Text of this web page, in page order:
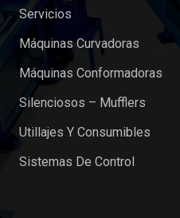
Servicios
Máquinas Curvadoras
Máquinas Conformadoras
Silenciosos – Mufflers
Utillajes Y Consumibles
Sistemas De Control